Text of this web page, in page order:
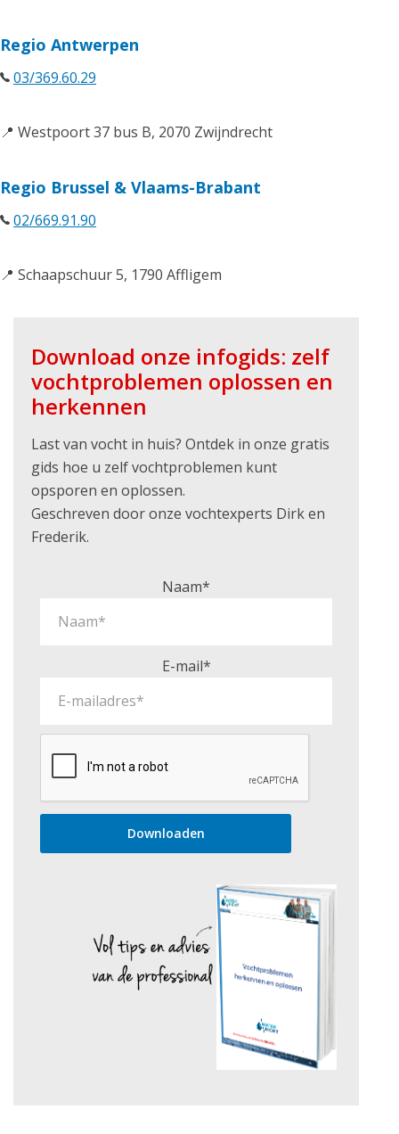
Regio Antwerpen
03/369.60.29
📍 Westpoort 37 bus B, 2070 Zwijndrecht
Regio Brussel & Vlaams-Brabant
02/669.91.90
📍 Schaapschuur 5, 1790 Affligem
Download onze infogids: zelf
vochtproblemen oplossen en
herkennen
Last van vocht in huis? Ontdek in onze gratis
gids hoe u zelf vochtproblemen kunt
opsporen en oplossen.
Geschreven door onze vochtexperts Dirk en
Frederik.
Naam*
E-mail*